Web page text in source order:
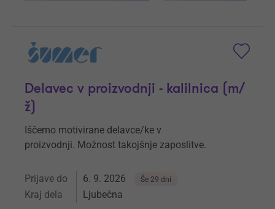
Delavec v proizvodnji - kalilnica (m/
ž)
Iščemo motivirane delavce/ke v
proizvodnji. Možnost takojšnje zaposlitve.
Prijave do 6. 9. 2026 Še 29 dni
Kraj dela Ljubečna